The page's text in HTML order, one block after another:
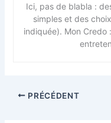
Ici, pas de blabla :
simples et des
indiquée). Mon Credo
PRÉCÉDENT